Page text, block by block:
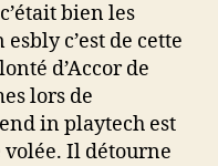
bien les
c’est de cette
d’Accor de
lors de
in playtech est
volée. Il détourne